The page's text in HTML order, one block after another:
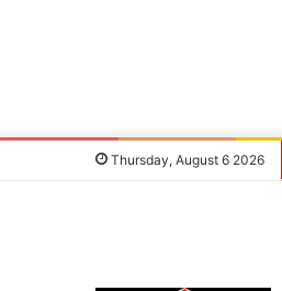
Thursday, August 6 2026